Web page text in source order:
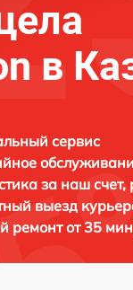
в
сервис
за наш счет,
выезд
ремонтот 35